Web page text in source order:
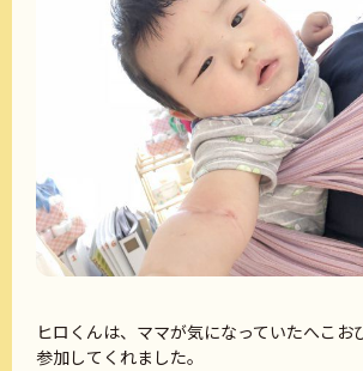
ヒロくんは、ママが気になっていたへこお
参加してくれました。